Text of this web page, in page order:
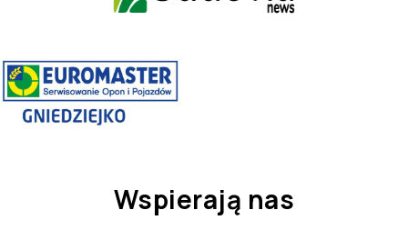
Wspierają nas